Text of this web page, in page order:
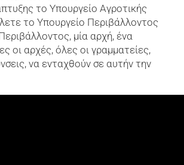
το Υπουργείο Αγροτικής
το Υπουργείο Περιβάλλοντος
μία αρχή, ένα
οι αρχές, όλες οι γραμματείες,
να ενταχθούν σε αυτήν την